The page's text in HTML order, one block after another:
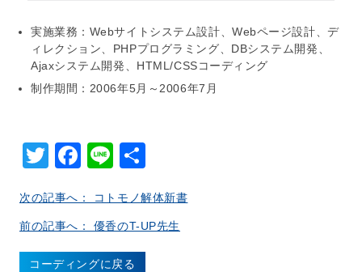
実施業務：Webサイトシステム設計、Webページ設計、デ
ィレクション、PHPプログラミング、DBシステム開発、
Ajaxシステム開発、HTML/CSSコーディング
制作期間：2006年5月～2006年7月
Twitter
Facebook
Line
次の記事へ： コトモノ解体新書
前の記事へ： 優香のT-UP先生
コーディングに戻る